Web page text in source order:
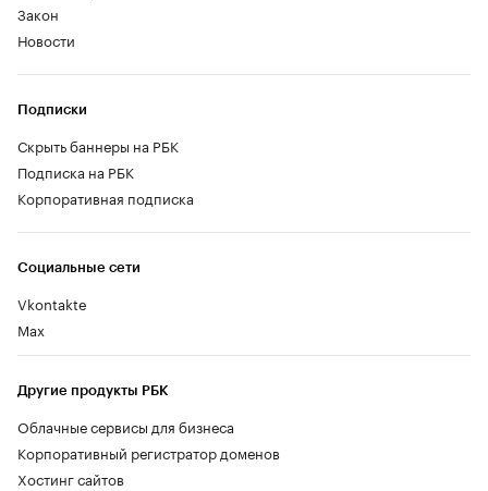
Закон
Новости
Социальные сети
Vkontakte
Max
Другие продукты РБК
Облачные сервисы для бизнеса
Корпоративный регистратор доменов
Хостинг сайтов
Подписки
Скрыть баннеры на РБК
Подписка на РБК
Корпоративная подписка